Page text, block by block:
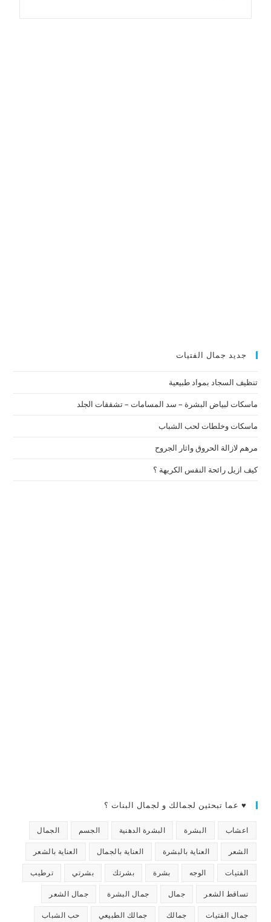
جديد جمال الفتيات
تنظيف السجاد بمواد طبيعية
ماسكات لبياض البشرة – سد المسامات – تشققات الجلد
ماسكات وخلطات لحب الشباب
مرهم لازالة الحروق واثار الجروح
كيف ازيل رائحة النفس الكريهة ؟
♥ عما تبحثين لجمالك و لجمال البنات ؟
اعشاب البشرة البشرة الدهنية الجسم الجمال
الشعر العناية بالبشرة العناية بالجمال العناية بالشعر
الفتيات الوجه بشرة بشرتك بشرتي ترطيب
تساقط الشعر جمال جمال البشرة جمال الشعر
جمال الفتيات جمالك جمالك الطبيعي حب الشباب